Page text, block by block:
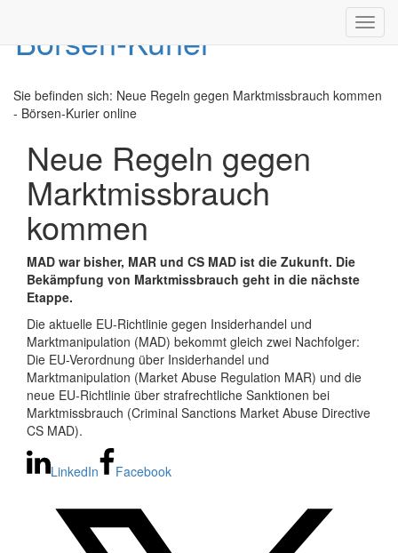
Sie befinden sich: Neue Regeln gegen Marktmissbrauch kommen
- Börsen-Kurier online
Neue Regeln gegen
Marktmissbrauch
kommen
MAD war bisher, MAR und CS MAD ist die Zukunft. Die
Bekämpfung von Marktmissbrauch geht in die nächste
Etappe.
Die aktuelle EU-Richtlinie gegen Insiderhandel und
Marktmanipulation (MAD) bekommt gleich zwei Nachfolger:
Die EU-Verordnung über Insiderhandel und
Marktmanipulation (Market Abuse Regulation MAR) und die
neue EU-Richtlinie über strafrechtliche Sanktionen bei
Marktmissbrauch (Criminal Sanctions Market Abuse Directive
CS MAD).
LinkedIn Facebook